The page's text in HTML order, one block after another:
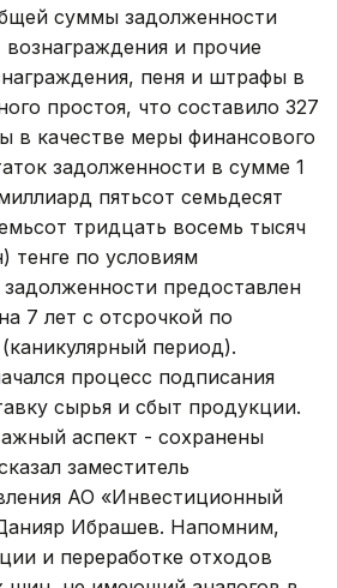
суммы задолженности
и прочие
пеня и штрафы в
простоя, что составило 327
в качестве меры финансового
задолженности в сумме 1
пятьсот семьдесят
тридцать восемь тысяч
тенге по условиям
предоставлен
7 лет с отсрочкой по
период).
процесс подписания
сырья и сбыт продукции.
аспект - сохранены
заместитель
АО «Инвестиционный
Ибрашев. Напомним,
и переработке отходов